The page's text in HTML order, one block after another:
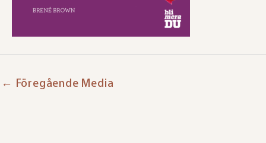
← Föregående Media